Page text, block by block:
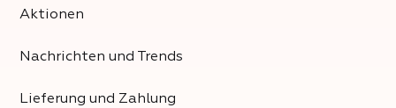
Aktionen
Nachrichten und Trends
Lieferung und Zahlung